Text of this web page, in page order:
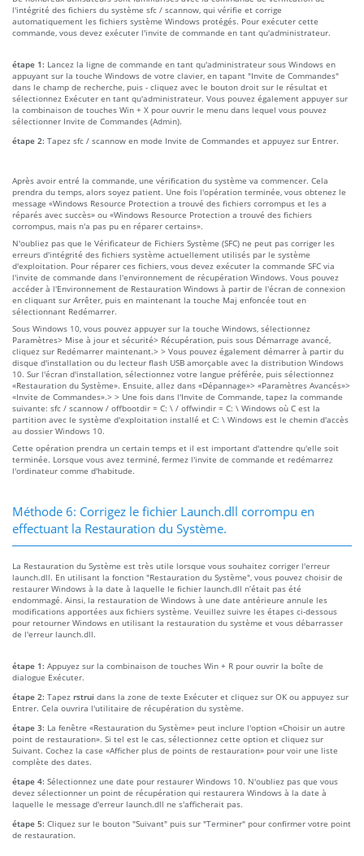
l'intégrité des fichiers du système sfc / scannow, qui vérifie et corrige
automatiquement les fichiers système Windows protégés. Pour exécuter cette
commande, vous devez exécuter l'invite de commande en tant qu'administrateur.
étape 1: Lancez la ligne de commande en tant qu'administrateur sous Windows en
appuyant sur la touche Windows de votre clavier, en tapant "Invite de Commandes"
dans le champ de recherche, puis - cliquez avec le bouton droit sur le résultat et
sélectionnez Exécuter en tant qu'administrateur. Vous pouvez également appuyer sur
la combinaison de touches Win + X pour ouvrir le menu dans lequel vous pouvez
sélectionner Invite de Commandes (Admin).
étape 2: Tapez sfc / scannow en mode Invite de Commandes et appuyez sur Entrer.
Après avoir entré la commande, une vérification du système va commencer. Cela
prendra du temps, alors soyez patient. Une fois l'opération terminée, vous obtenez le
message «Windows Resource Protection a trouvé des fichiers corrompus et les a
réparés avec succès» ou «Windows Resource Protection a trouvé des fichiers
corrompus, mais n'a pas pu en réparer certains».
N'oubliez pas que le Vérificateur de Fichiers Système (SFC) ne peut pas corriger les
erreurs d'intégrité des fichiers système actuellement utilisés par le système
d'exploitation. Pour réparer ces fichiers, vous devez exécuter la commande SFC via
l'invite de commande dans l'environnement de récupération Windows. Vous pouvez
accéder à l'Environnement de Restauration Windows à partir de l'écran de connexion
en cliquant sur Arrêter, puis en maintenant la touche Maj enfoncée tout en
sélectionnant Redémarrer.
Sous Windows 10, vous pouvez appuyer sur la touche Windows, sélectionnez
Paramètres> Mise à jour et sécurité> Récupération, puis sous Démarrage avancé,
cliquez sur Redémarrer maintenant.> > Vous pouvez également démarrer à partir du
disque d'installation ou du lecteur flash USB amorçable avec la distribution Windows
10. Sur l'écran d'installation, sélectionnez votre langue préférée, puis sélectionnez
«Restauration du Système». Ensuite, allez dans «Dépannage»> «Paramètres Avancés»>
«Invite de Commandes».> > Une fois dans l'Invite de Commande, tapez la commande
suivante: sfc / scannow / offbootdir = C: \ / offwindir = C: \ Windows où C est la
partition avec le système d'exploitation installé et C: \ Windows est le chemin d'accès
au dossier Windows 10.
Cette opération prendra un certain temps et il est important d'attendre qu'elle soit
terminée. Lorsque vous avez terminé, fermez l'invite de commande et redémarrez
l'ordinateur comme d'habitude.
Méthode 6: Corrigez le fichier Launch.dll corrompu en
effectuant la Restauration du Système.
La Restauration du Système est très utile lorsque vous souhaitez corriger l'erreur
launch.dll. En utilisant la fonction "Restauration du Système", vous pouvez choisir de
restaurer Windows à la date à laquelle le fichier launch.dll n’était pas été
endommagé. Ainsi, la restauration de Windows à une date antérieure annule les
modifications apportées aux fichiers système. Veuillez suivre les étapes ci-dessous
pour retourner Windows en utilisant la restauration du système et vous débarrasser
de l'erreur launch.dll.
étape 1: Appuyez sur la combinaison de touches Win + R pour ouvrir la boîte de
dialogue Exécuter.
étape 2: Tapez rstrui dans la zone de texte Exécuter et cliquez sur OK ou appuyez sur
Entrer. Cela ouvrira l'utilitaire de récupération du système.
étape 3: La fenêtre «Restauration du Système» peut inclure l'option «Choisir un autre
point de restauration». Si tel est le cas, sélectionnez cette option et cliquez sur
Suivant. Cochez la case «Afficher plus de points de restauration» pour voir une liste
complète des dates.
étape 4: Sélectionnez une date pour restaurer Windows 10. N'oubliez pas que vous
devez sélectionner un point de récupération qui restaurera Windows à la date à
laquelle le message d'erreur launch.dll ne s'afficherait pas.
étape 5: Cliquez sur le bouton "Suivant" puis sur "Terminer" pour confirmer votre point
de restauration.